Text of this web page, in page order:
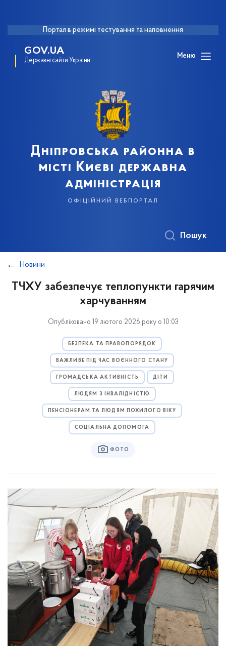
Портал в режимі тестування та наповнення
GOV.UA
Державні сайти України
Меню
Дніпровська районна в
місті Києві державна
адміністрація
офіційний вебпортал
Пошук
Новини
ТЧХУ забезпечує теплопункти гарячим
харчуванням
Опубліковано 19 лютого 2026 року о 10:03
БЕЗПЕКА ТА ПРАВОПОРЯДОК
ВАЖЛИВЕ ПІД ЧАС ВОЄННОГО СТАНУ
ГРОМАДСЬКА АКТИВНІСТЬ ДІТИ
ЛЮДЯМ З ІНВАЛІДНІСТЮ
ПЕНСІОНЕРАМ ТА ЛЮДЯМ ПОХИЛОГО ВІКУ
СОЦІАЛЬНА ДОПОМОГА
ФОТО